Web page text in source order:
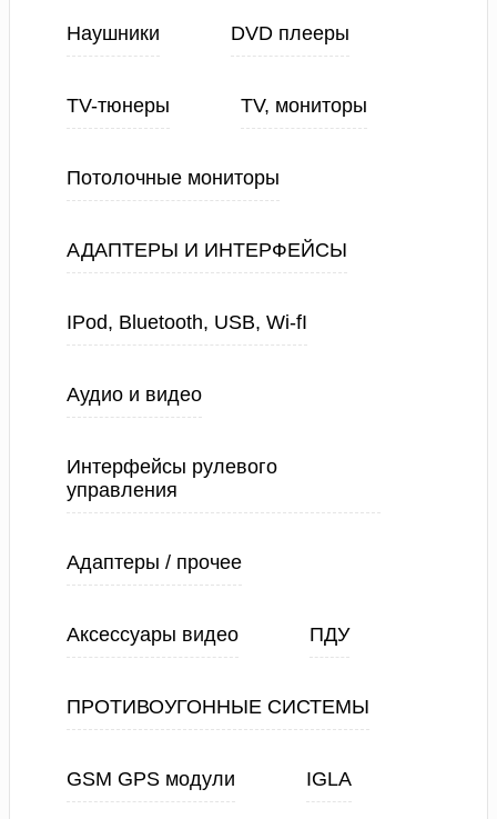
Наушники DVD плееры
TV-тюнеры TV, мониторы
Потолочные мониторы
АДАПТЕРЫ И ИНТЕРФЕЙСЫ
IPod, Bluetooth, USB, Wi-fI
Аудио и видео
Интерфейсы рулевого
управления
Адаптеры / прочее
Аксессуары видео ПДУ
ПРОТИВОУГОННЫЕ СИСТЕМЫ
GSM GPS модули IGLA